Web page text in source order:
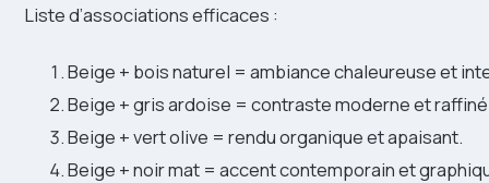
Liste d’associations efficaces :
Beige + bois naturel = ambiance chaleureuse et
Beige + gris ardoise = contraste moderne et
Beige + vert olive = rendu organique et apaisant.
Beige + noir mat = accent contemporain et